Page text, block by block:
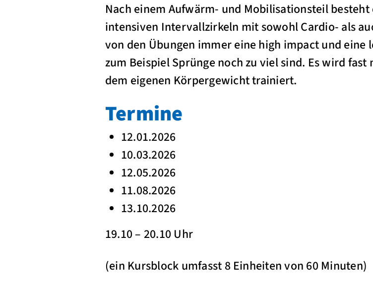
Nach einem Aufwärm- und Mobilisationsteil
intensiven Intervallzirkeln mit sowohl Cardio- als
von den Übungen immer eine high impact und
zum Beispiel Sprünge noch zu viel sind. Es wird fast
dem eigenen Körpergewicht trainiert.
Termine
12.01.2026
10.03.2026
12.05.2026
11.08.2026
13.10.2026
19.10 – 20.10 Uhr
(ein Kursblock umfasst 8 Einheiten von 60 Minuten)